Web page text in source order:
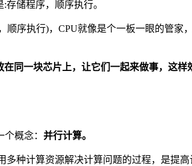
储程序，顺序执行。
顺序执行)，CPU就像是个一板一眼的管
在同一块芯片上，让它们一起来做事，这样
概念： 并行计算。
多种计算资源解决计算问题的过程，是